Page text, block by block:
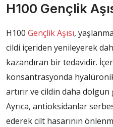
H100 Gençlik
H100 Gençlik Aşısı,
cildi içeriden yenileyerek
kazandıran bir tedavidir.
konsantrasyonda
artırır ve cildin daha
Ayrıca, antioksidanlar
ederek cilt hasarının